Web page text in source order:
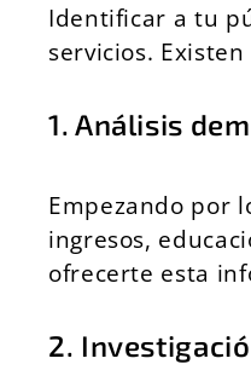
Identificar a tu
servicios.
1. Análisis
Empezando por
ingresos,
ofrecerte esta
2.